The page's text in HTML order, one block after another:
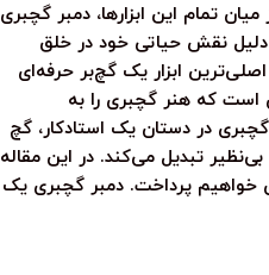
تمام این ابزارها، دمبر گچبری
نقش حیاتی خود در خلق
ابزار یک گچ‌بر حرفه‌ای
است که هنر گچبری را به
در دستان یک استادکار، گچ
تبدیل می‌کند. در این مقاله
خواهیم پرداخت. دمبر گچبری یک